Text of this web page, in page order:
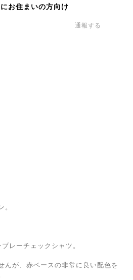
お住まいの方向け
通報する
。
レーチェックシャツ。
んが、赤ベースの非常に良い配色を